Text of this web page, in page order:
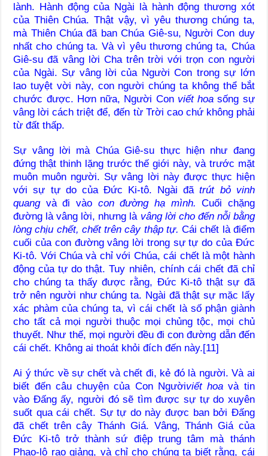
lành. Hành động của Ngài là hành động thương xót
của Thiên Chúa. Thật vậy, vì yêu thương chúng ta,
mà Thiên Chúa đã ban Chúa Giê-su, Người Con duy
nhất cho chúng ta. Và vì yêu thương chúng ta, Chúa
Giê-su đã vâng lời Cha trên trời với trọn con người
của Ngài. Sự vâng lời của Người Con trong sự lớn
lao tuyệt vời này, con người chúng ta không thể bắt
chước được. Hơn nữa, Người Con viết hoa sống sự
vâng lời cách triệt để, đến từ Trời cao chứ không phải
từ đất thấp.
Sự vâng lời mà Chúa Giê-su thực hiện như đang
đứng thật thinh lặng trước thế giới này, và trước mặt
muôn muôn người. Sự vâng lời này được thực hiện
với sự tự do của Đức Ki-tô. Ngài đãtrút bỏ vinh
quangvà đi vào con đường hạ mình. Cuối chặng
đường là vâng lời, nhưng là vâng lời cho đến nỗi bằng
lòng chịu chết, chết trên cây thập tự. Cái chết là điểm
cuối của con đường vâng lời trong sự tự do của Đức
Ki-tô. Với Chúa và chỉ với Chúa, cái chết là một hành
động của tự do thật. Tuy nhiên, chính cái chết đã chỉ
cho chúng ta thấy được rằng, Đức Ki-tô thật sự đã
trở nên người như chúng ta. Ngài đã thật sự mặc lấy
xác phàm của chúng ta, vì cái chết là số phận giành
cho tất cả mọi người thuộc mọi chủng tộc, mọi chủ
thuyết. Như thế, mọi người đều đi con đường dẫn đến
cái chết. Không ai thoát khỏi đích đến này.[11]
Ai ý thức về sự chết và chết đi, kẻ đó là người. Và ai
biết đến câu chuyện của Con Ngườiviết hoa và tin
vào Đấng ấy, người đó sẽ tìm được sự tự do xuyên
suốt qua cái chết. Sự tự do này được ban bởi Đấng
đã chết trên cây Thánh Giá. Vâng, Thánh Giá của
Đức Ki-tô trở thành sứ điệp trung tâm mà thánh
Phao-lô rao giảng, và chỉ cho chúng ta biết rằng, cái